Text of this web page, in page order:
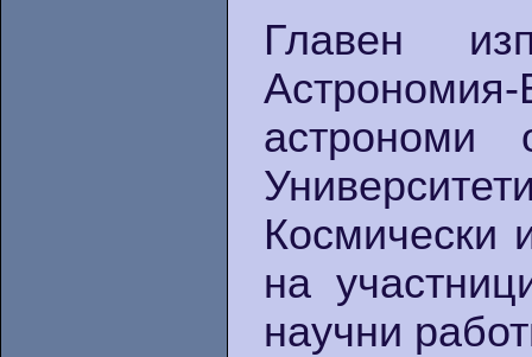
Главен
Космически
на
научни